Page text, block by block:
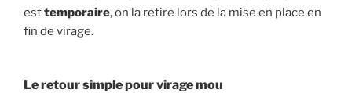
esttemporaire, on la retire lors de la mise en place en
fin de virage.
Le retour simple pour virage mou